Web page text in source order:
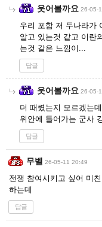
웃어볼까요 26-05-
우리 포함 저 두나라가
알고 있는것 같고 이란
는것 같은 느낌이...
답글
웃어볼까요 26-05-
더 때렸는지 모르겠는
위안에 들어가는 군사
답글
무벨 26-05-11 20:49
전쟁 참여시키고 싶어 미
하는데
답글